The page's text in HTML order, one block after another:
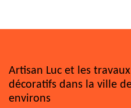
Artisan Luc et les
décoratifs dans la ville
environs